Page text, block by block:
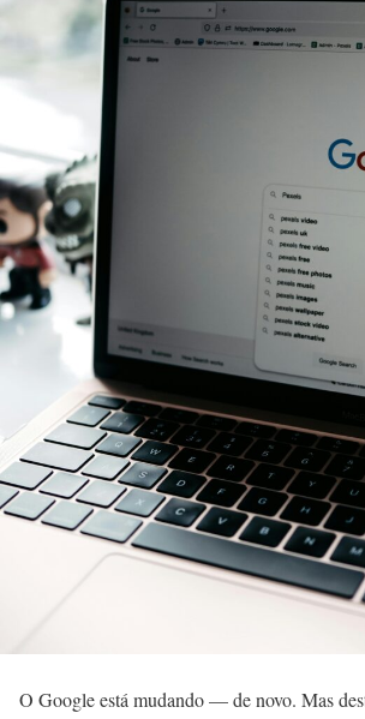
O Google está mudando — de novo. Mas